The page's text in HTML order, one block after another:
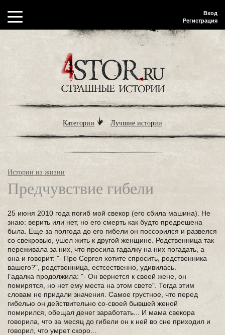
Вход
Регистрация
Категории Лучшие истории
Истории из жизни
Предчувствие гибели
25 июня 2010 года погиб мой свекор (его сбила машина). Не
знаю: верить или нет, но его смерть как будто предрешена
была. Еще за полгода до его гибели он поссорился и развелся
со свекровью, ушел жить к другой женщине. Родственница так
переживала за них, что просила гадалку на них погадать, а
она и говорит: "- Про Сергея хотите спросить, родственника
вашего?", родственница, естсественно, удивилась.
Гадалка продолжила: "- Он вернется к своей жене, он
помирятся, но нет ему места на этом свете". Тогда этим
словам не придали значения. Самое грустное, что перед
гибелью он действительно со-своей бывшей женой
помирился, обещал денег заработать... И мама свекора
говорила, что за месяц до гибели он к ней во сне приходил и
говорил, что умрет скоро...